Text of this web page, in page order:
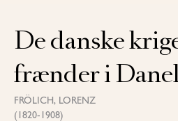
De danske
frænder i
FRÖLICH, LORENZ
(1820-1908)